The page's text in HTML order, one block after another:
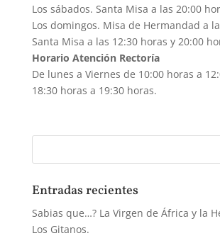
Los sábados. Santa Misa a las 20:00
Los domingos. Misa de Hermandad a
Santa Misa a las 12:30 horas y 20:00
Horario Atención Rectoría
De lunes a Viernes de 10:00 horas a
18:30 horas a 19:30 horas.
Entradas recientes
Sabias que…? La Virgen de África y la
Los Gitanos.